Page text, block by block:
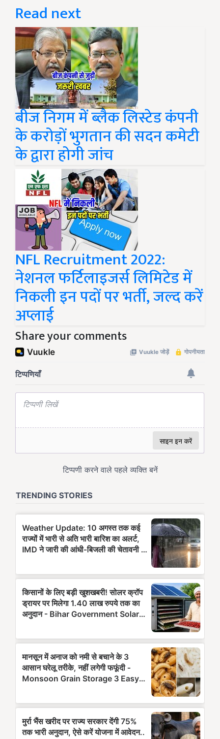
Read next
बीज निगम में ब्लैक लिस्टेड कंपनी
के करोड़ों भुगतान की सदन कमेटी
के द्वारा होगी जांच
NFL Recruitment 2022:
नेशनल फर्टिलाइजर्स लिमिटेड में
निकली इन पदों पर भर्ती, जल्द करें
अप्लाई
Share your comments